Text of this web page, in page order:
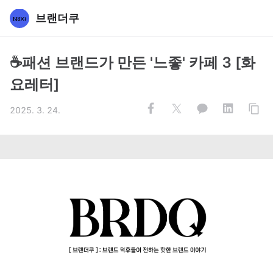
브랜더쿠
☕패션 브랜드가 만든 '느좋' 카페 3 [화
요레터]
2025. 3. 24.